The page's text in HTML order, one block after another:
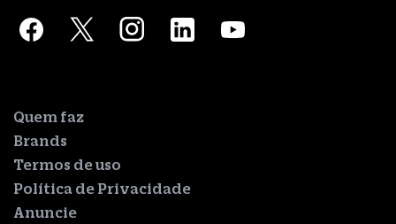
Quem faz
Brands
Termos de uso
Política de Privacidade
Anuncie